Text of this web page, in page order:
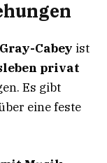
Cabey ist
privat
Es gibt
eine feste